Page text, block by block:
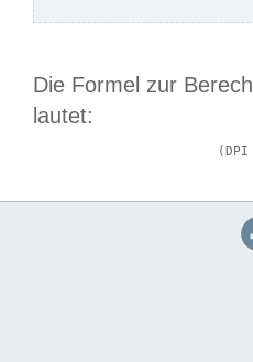
Die Formel zur
lautet: